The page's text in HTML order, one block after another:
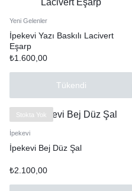
Yeni Gelenler
İpekevi Yazı Baskılı Lacivert
Eşarp
₺1.600,00
Tükendi
Stokta Yok
İpekevi
İpekevi Bej Düz Şal
₺2.100,00